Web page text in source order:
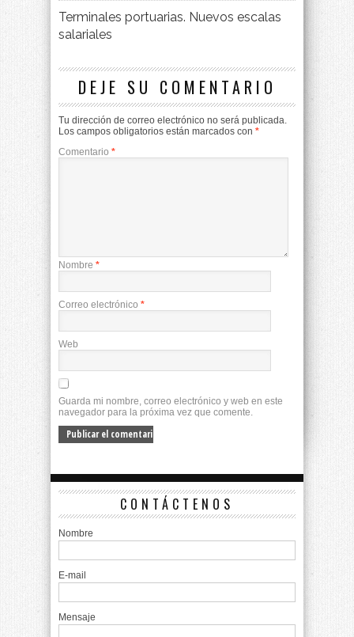
Terminales portuarias. Nuevos escalas
salariales
DEJE SU COMENTARIO
Tu dirección de correo electrónico no será publicada.
Los campos obligatorios están marcados con *
Comentario *
Nombre *
Correo electrónico *
Web
Guarda mi nombre, correo electrónico y web en este
navegador para la próxima vez que comente.
CONTÁCTENOS
Nombre
E-mail
Mensaje